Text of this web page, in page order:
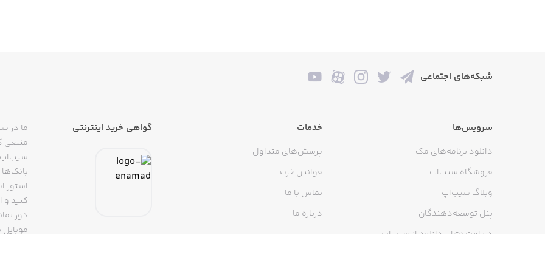
شبکه‌های اجتماعی
سرویس‌ها
دانلود برنامه‌های مک
فروشگاه سیب‌اپ
وبلاگ سیب‌اپ
پنل توسعه‌دهندگان
دریافت نشان دانلود از سیب‌اپ
خدمات
پرسش‌های متداول
قوانین خرید
تماس با ما
درباره ما
گواهی خرید اینترنتی
ما در
منبعی
سیب‌اپ
استور
دور
موبایل